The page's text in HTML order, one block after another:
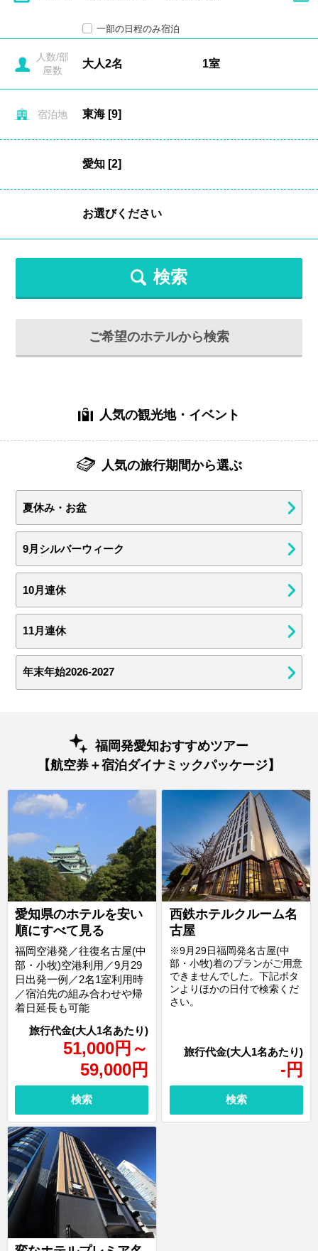
一部の日程のみ宿泊
人数/部
屋数
宿泊地
検索
ご希望のホテルから検索
人気の観光地・イベント
人気の旅行期間から選ぶ
夏休み・お盆
9月シルバーウィーク
10月連休
11月連休
年末年始2026-2027
福岡発愛知おすすめツアー
【航空券＋宿泊ダイナミックパッケージ】
愛知県のホテルを安い
順にすべて見る
51,000円 ～
59,000円
福岡空港発／往復名古屋(中
部・小牧)空港利用／9月29
日出発一例／2名1室利用時
／宿泊先の組み合わせや帰
着日延長も可能
検索
西鉄ホテルクルーム名
古屋
- 円
※9月29日福岡発名古屋(中
部・小牧)着のプランがご用意
できませんでした。下記ボタ
ンよりほかの日付で検索くだ
さい。
検索